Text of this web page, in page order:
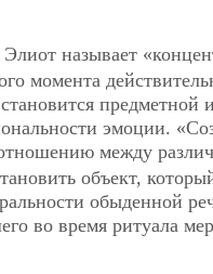
называет
момента
эмоции.
между
объект,
обыденной
во время ритуала